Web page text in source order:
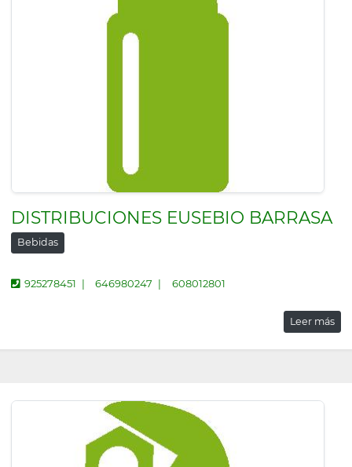
DISTRIBUCIONES EUSEBIO BARRASA
Bebidas
925278451 646980247 608012801
Leer más